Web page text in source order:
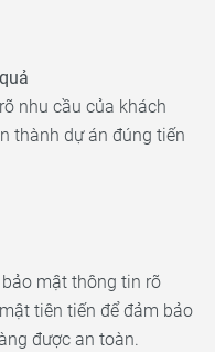
nhu cầu của khách
thành dự án đúng tiến
mật thông tin rõ
tiên tiến để đảm bảo
được an toàn.